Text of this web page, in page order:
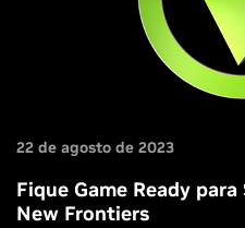
22 de agosto de 2023
Fique Game Ready
New Frontiers